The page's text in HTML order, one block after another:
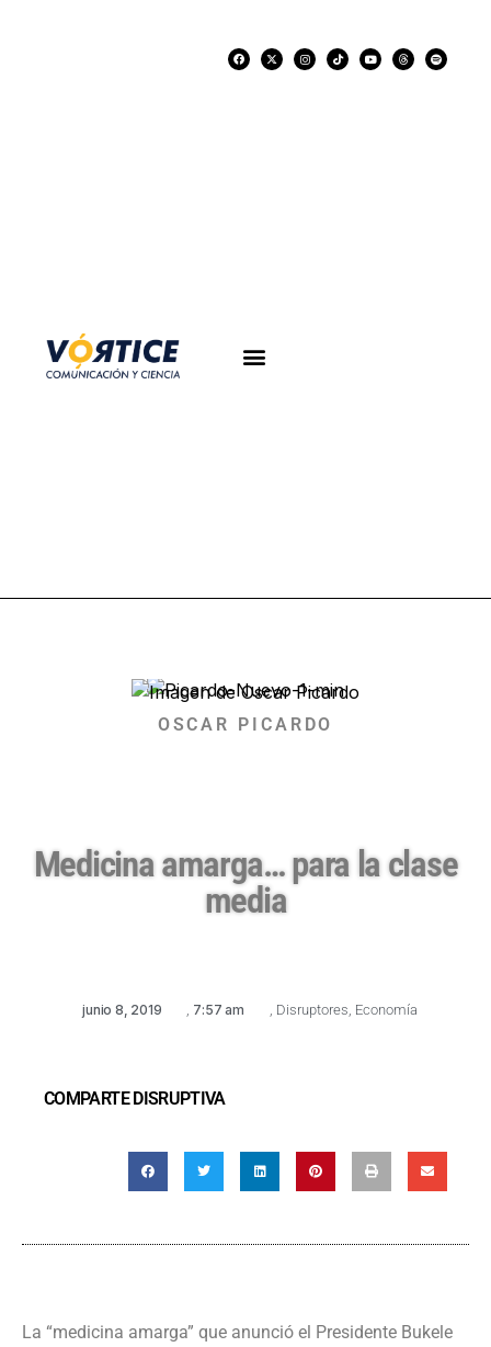
OSCAR PICARDO
Medicina amarga… para la clase
media
junio 8, 2019 , 7:57 am , Disruptores, Economía
COMPARTE DISRUPTIVA
La “medicina amarga” que anunció el Presidente Bukele